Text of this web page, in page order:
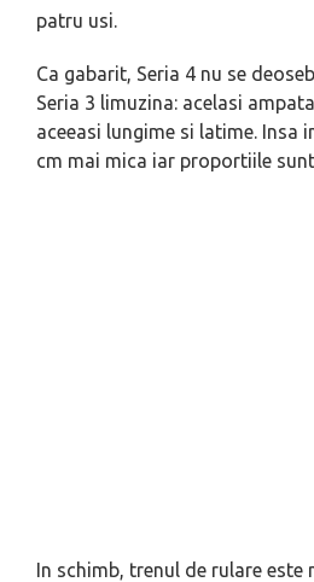
patru usi.
Ca gabarit, Seria 4 nu se
Seria 3 limuzina: acelasi
aceeasi lungime si latime. Insa
cm mai mica iar proportiile
In schimb, trenul de rulare